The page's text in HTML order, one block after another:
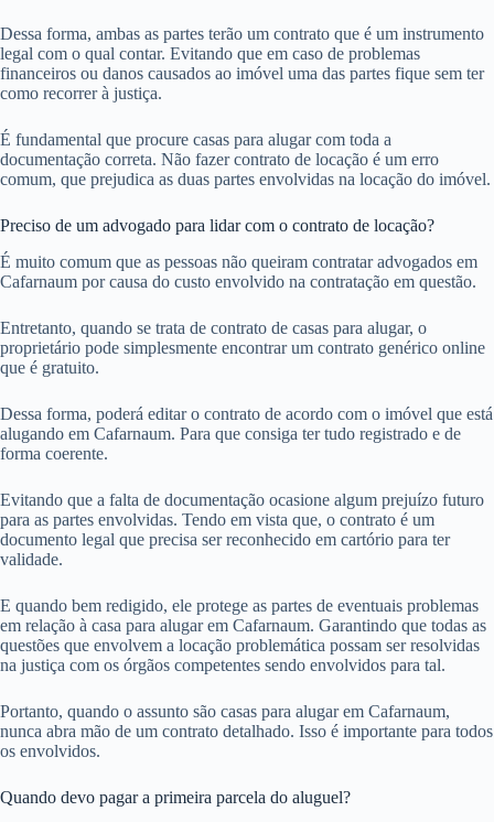
Dessa forma, ambas as partes terão um contrato que é um instrumento
legal com o qual contar. Evitando que em caso de problemas
financeiros ou danos causados ao imóvel uma das partes fique sem ter
como recorrer à justiça.
É fundamental que procure casas para alugar com toda a
documentação correta. Não fazer contrato de locação é um erro
comum, que prejudica as duas partes envolvidas na locação do imóvel.
Preciso de um advogado para lidar com o contrato de locação?
É muito comum que as pessoas não queiram contratar advogados em
Cafarnaum por causa do custo envolvido na contratação em questão.
Entretanto, quando se trata de contrato de casas para alugar, o
proprietário pode simplesmente encontrar um contrato genérico online
que é gratuito.
Dessa forma, poderá editar o contrato de acordo com o imóvel que está
alugando em Cafarnaum. Para que consiga ter tudo registrado e de
forma coerente.
Evitando que a falta de documentação ocasione algum prejuízo futuro
para as partes envolvidas. Tendo em vista que, o contrato é um
documento legal que precisa ser reconhecido em cartório para ter
validade.
E quando bem redigido, ele protege as partes de eventuais problemas
em relação à casa para alugar em Cafarnaum. Garantindo que todas as
questões que envolvem a locação problemática possam ser resolvidas
na justiça com os órgãos competentes sendo envolvidos para tal.
Portanto, quando o assunto são casas para alugar em Cafarnaum,
nunca abra mão de um contrato detalhado. Isso é importante para todos
os envolvidos.
Quando devo pagar a primeira parcela do aluguel?